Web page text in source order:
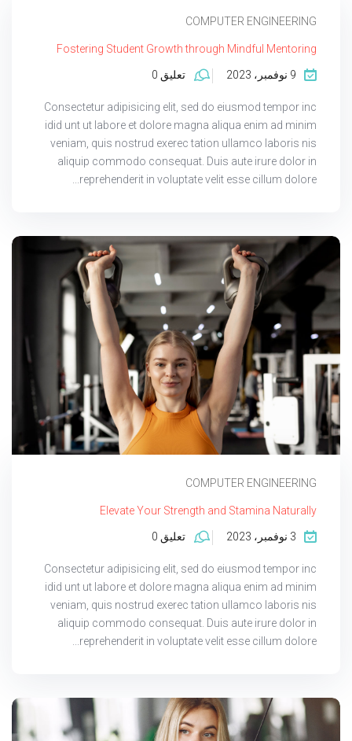
COMPUTER ENGINEERING
Fostering Student Growth through Mindful Mentoring
9 نوفمبر، 2023 تعليق 0
Consectetur adipisicing elit, sed do eiusmod tempor inc
idid unt ut labore et dolore magna aliqua enim ad minim
veniam, quis nostrud exerec tation ullamco laboris nis
aliquip commodo consequat. Duis aute irure dolor in
reprehenderit in voluptate velit esse cillum dolore...
COMPUTER ENGINEERING
Elevate Your Strength and Stamina Naturally
3 نوفمبر، 2023 تعليق 0
Consectetur adipisicing elit, sed do eiusmod tempor inc
idid unt ut labore et dolore magna aliqua enim ad minim
veniam, quis nostrud exerec tation ullamco laboris nis
aliquip commodo consequat. Duis aute irure dolor in
reprehenderit in voluptate velit esse cillum dolore...